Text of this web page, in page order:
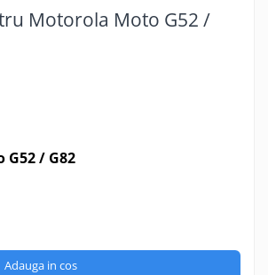
Motorola Moto G52 /
/ G82
Adauga in cos